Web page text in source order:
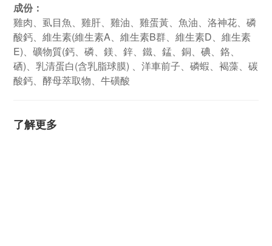
成份：
雞肉、虱目魚、雞肝、雞油、雞蛋黃、魚油、洛神花、磷
酸鈣、維生素(維生素A、維生素B群、維生素D、維生素
E)、礦物質(鈣、磷、鎂、鋅、鐵、錳、銅、碘、鉻、
硒)、乳清蛋白(含乳脂球膜) 、洋車前子、磷蝦、褐藻、碳
酸鈣、酵母萃取物、牛磺酸
了解更多